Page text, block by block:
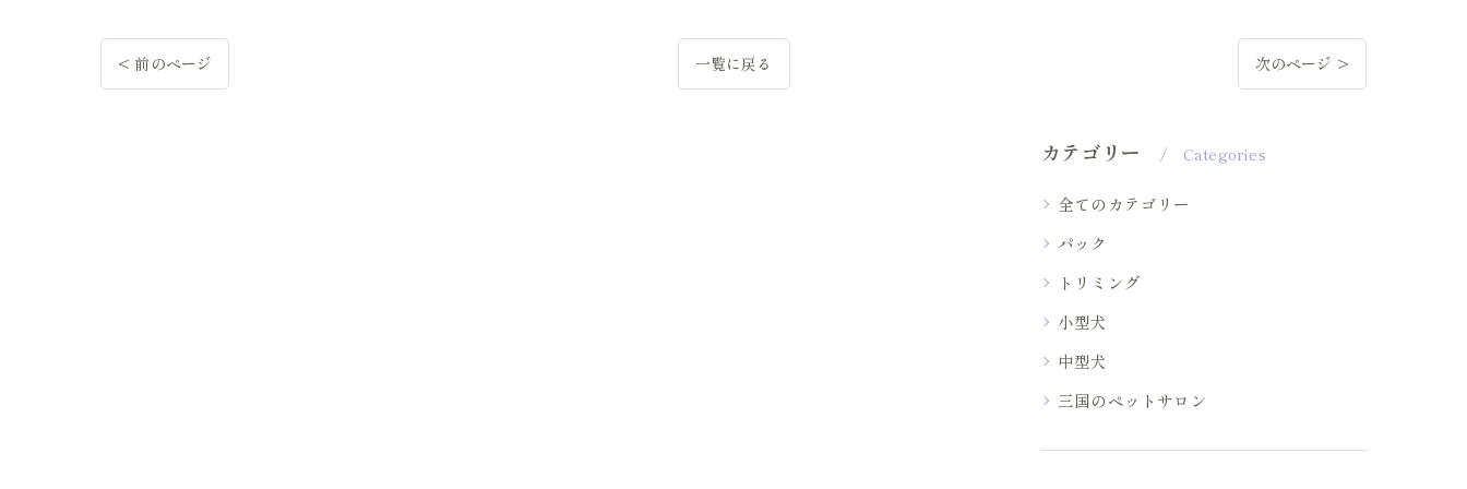
< 前のページ 一覧に戻る 次のページ >
カテゴリー Categories
全てのカテゴリー
パック
トリミング
小型犬
中型犬
三国のペットサロン